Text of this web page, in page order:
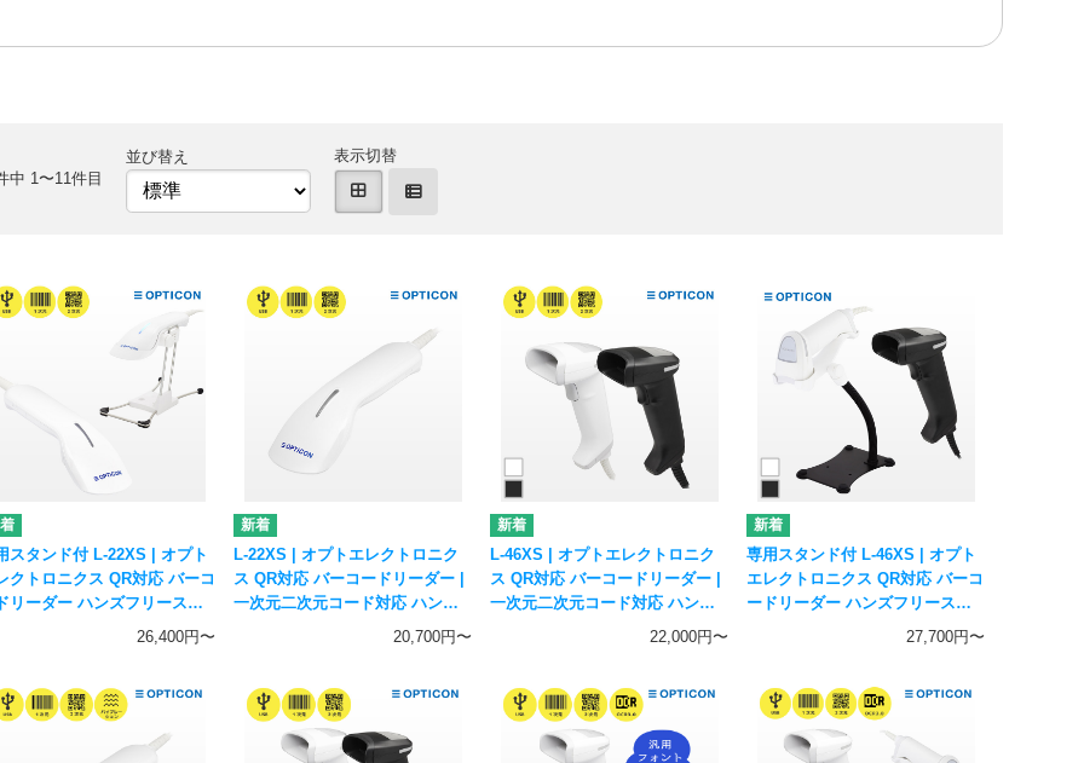
中 1〜11件目
並び替え 表示切替
スタンド付 L-22XS | オプト
クトロニクス QR対応 バーコ
リーダー ハンズフリースタ
セット | 一次元二次元コード
26,400円〜
L-22XS | オプトエレクトロニク
ス QR対応 バーコードリーダー |
一次元二次元コード対応 ハンデ
ィスキャナー OPTICON20,700円〜
L-46XS | オプトエレクトロニク
ス QR対応 バーコードリーダー |
一次元二次元コード対応 ハンデ
ィスキャナー OPTICON22,000円〜
専用スタンド付 L-46XS | オプト
エレクトロニクス QR対応 バーコ
ードリーダー ハンズフリースタ
ンドセット | 一次元二次元コード
27,700円〜